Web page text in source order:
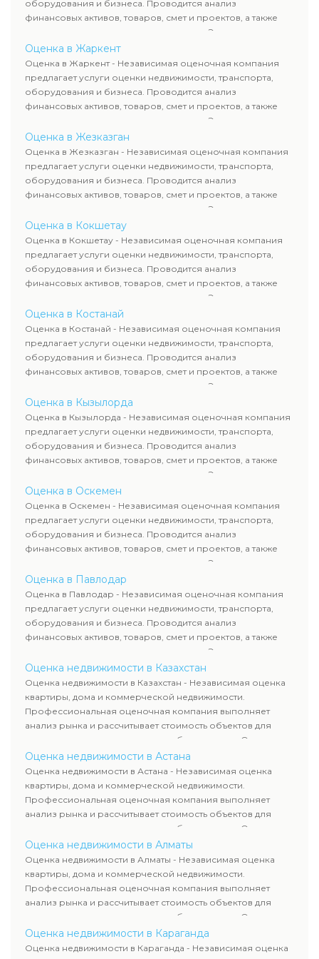
оборудования и бизнеса. Проводится анализ
финансовых активов, товаров, смет и проектов, а также
оценка животных и недропользования. Эксперты
определяют рыночную стоимость имущества и
рассчитывают ущерб. Все отчеты соответствуют
требованиям законодательства и используются для
сделок, кредитования и судебных процессов.
Оценка в Жаркент
Оценка в Жаркент - Независимая оценочная компания
предлагает услуги оценки недвижимости, транспорта,
оборудования и бизнеса. Проводится анализ
финансовых активов, товаров, смет и проектов, а также
оценка животных и недропользования. Эксперты
определяют рыночную стоимость имущества и
рассчитывают ущерб. Все отчеты соответствуют
требованиям законодательства и используются для
сделок, кредитования и судебных процессов.
Оценка в Жезказган
Оценка в Жезказган - Независимая оценочная компания
предлагает услуги оценки недвижимости, транспорта,
оборудования и бизнеса. Проводится анализ
финансовых активов, товаров, смет и проектов, а также
оценка животных и недропользования. Эксперты
определяют рыночную стоимость имущества и
рассчитывают ущерб. Все отчеты соответствуют
требованиям законодательства и используются для
сделок, кредитования и судебных процессов.
Оценка в Кокшетау
Оценка в Кокшетау - Независимая оценочная компания
предлагает услуги оценки недвижимости, транспорта,
оборудования и бизнеса. Проводится анализ
финансовых активов, товаров, смет и проектов, а также
оценка животных и недропользования. Эксперты
определяют рыночную стоимость имущества и
рассчитывают ущерб. Все отчеты соответствуют
требованиям законодательства и используются для
сделок, кредитования и судебных процессов.
Оценка в Костанай
Оценка в Костанай - Независимая оценочная компания
предлагает услуги оценки недвижимости, транспорта,
оборудования и бизнеса. Проводится анализ
финансовых активов, товаров, смет и проектов, а также
оценка животных и недропользования. Эксперты
определяют рыночную стоимость имущества и
рассчитывают ущерб. Все отчеты соответствуют
требованиям законодательства и используются для
сделок, кредитования и судебных процессов.
Оценка в Кызылорда
Оценка в Кызылорда - Независимая оценочная компания
предлагает услуги оценки недвижимости, транспорта,
оборудования и бизнеса. Проводится анализ
финансовых активов, товаров, смет и проектов, а также
оценка животных и недропользования. Эксперты
определяют рыночную стоимость имущества и
рассчитывают ущерб. Все отчеты соответствуют
требованиям законодательства и используются для
сделок, кредитования и судебных процессов.
Оценка в Оскемен
Оценка в Оскемен - Независимая оценочная компания
предлагает услуги оценки недвижимости, транспорта,
оборудования и бизнеса. Проводится анализ
финансовых активов, товаров, смет и проектов, а также
оценка животных и недропользования. Эксперты
определяют рыночную стоимость имущества и
рассчитывают ущерб. Все отчеты соответствуют
требованиям законодательства и используются для
сделок, кредитования и судебных процессов.
Оценка в Павлодар
Оценка в Павлодар - Независимая оценочная компания
предлагает услуги оценки недвижимости, транспорта,
оборудования и бизнеса. Проводится анализ
финансовых активов, товаров, смет и проектов, а также
оценка животных и недропользования. Эксперты
определяют рыночную стоимость имущества и
рассчитывают ущерб. Все отчеты соответствуют
требованиям законодательства и используются для
сделок, кредитования и судебных процессов.
Оценка недвижимости в Казахстан
Оценка недвижимости в Казахстан - Независимая оценка
квартиры, дома и коммерческой недвижимости.
Профессиональная оценочная компания выполняет
анализ рынка и рассчитывает стоимость объектов для
продажи, ипотеки, аренды и судебных споров. Оценка
недвижимости включает современные методы и
гарантирует объективные результаты. Отчеты
используются для банков, судов и страховых компаний по
всему Казахстану.
Оценка недвижимости в Астана
Оценка недвижимости в Астана - Независимая оценка
квартиры, дома и коммерческой недвижимости.
Профессиональная оценочная компания выполняет
анализ рынка и рассчитывает стоимость объектов для
продажи, ипотеки, аренды и судебных споров. Оценка
недвижимости включает современные методы и
гарантирует объективные результаты. Отчеты
используются для банков, судов и страховых компаний по
всему Казахстану.
Оценка недвижимости в Алматы
Оценка недвижимости в Алматы - Независимая оценка
квартиры, дома и коммерческой недвижимости.
Профессиональная оценочная компания выполняет
анализ рынка и рассчитывает стоимость объектов для
продажи, ипотеки, аренды и судебных споров. Оценка
недвижимости включает современные методы и
гарантирует объективные результаты. Отчеты
Оценка недвижимости в Караганда
Оценка недвижимости в Караганда - Независимая оценка